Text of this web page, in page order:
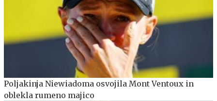
Poljakinja Niewiadoma osvojila Mont Ventoux in
oblekla rumeno majico